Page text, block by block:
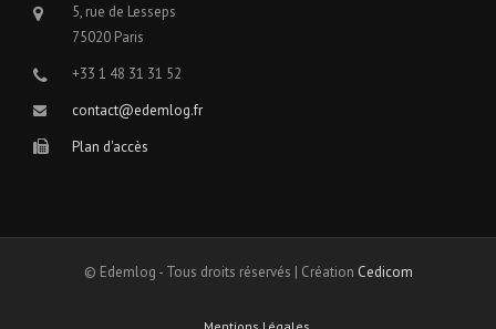
5, rue de Lesseps
75020 Paris
+33 1 48 31 31 52
contact@edemlog.fr
Plan d'accès
© Edemlog - Tous droits réservés | Création Cedicom